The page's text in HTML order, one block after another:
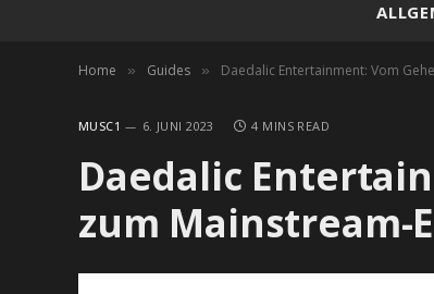
Home » Guides » Daedalic Entertainment: Vom
MUSC1 6. JUNI 2023 4 MINS READ
Daedalic
zum Mainstream-